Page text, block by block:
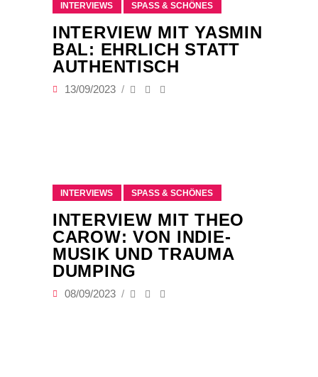
INTERVIEWS SPASS & SCHÖNES
INTERVIEW MIT YASMIN
BAL: EHRLICH STATT
AUTHENTISCH
13/09/2023
INTERVIEWS SPASS & SCHÖNES
INTERVIEW MIT THEO
CAROW: VON INDIE-
MUSIK UND TRAUMA
DUMPING
08/09/2023